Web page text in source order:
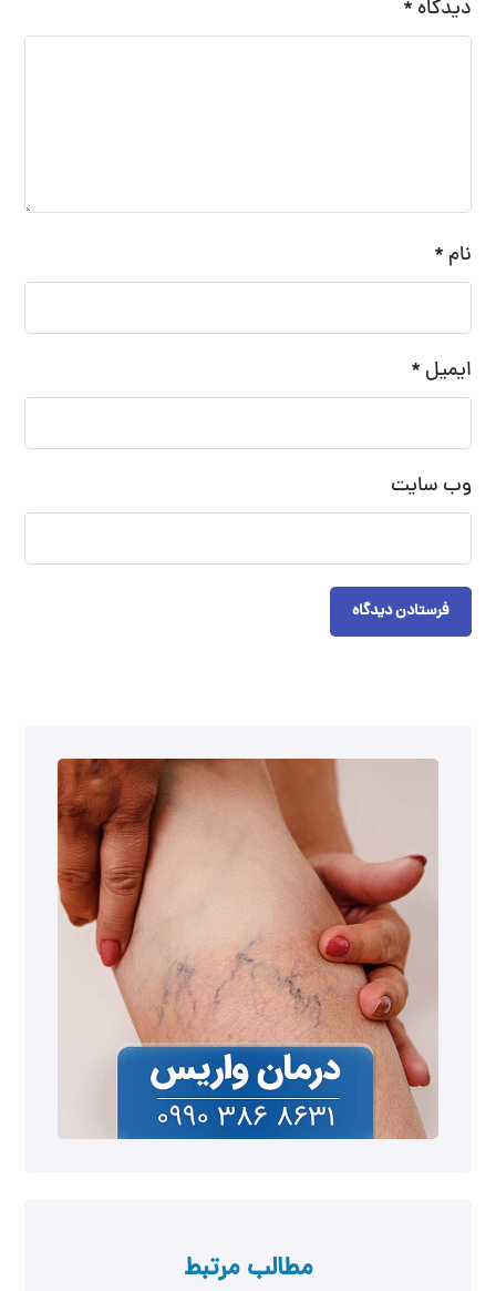
دیدگاه *
نام *
ایمیل *
وب‌ سایت
مطالب مرتبط